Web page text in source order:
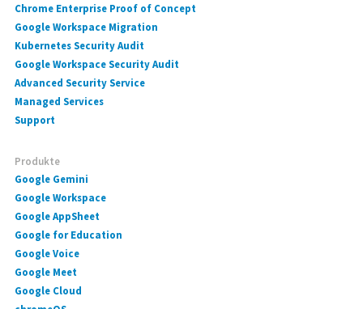
Chrome Enterprise Proof of Concept
Google Workspace Migration
Kubernetes Security Audit
Google Workspace Security Audit
Advanced Security Service
Managed Services
Support
Produkte
Google Gemini
Google Workspace
Google AppSheet
Google for Education
Google Voice
Google Meet
Google Cloud